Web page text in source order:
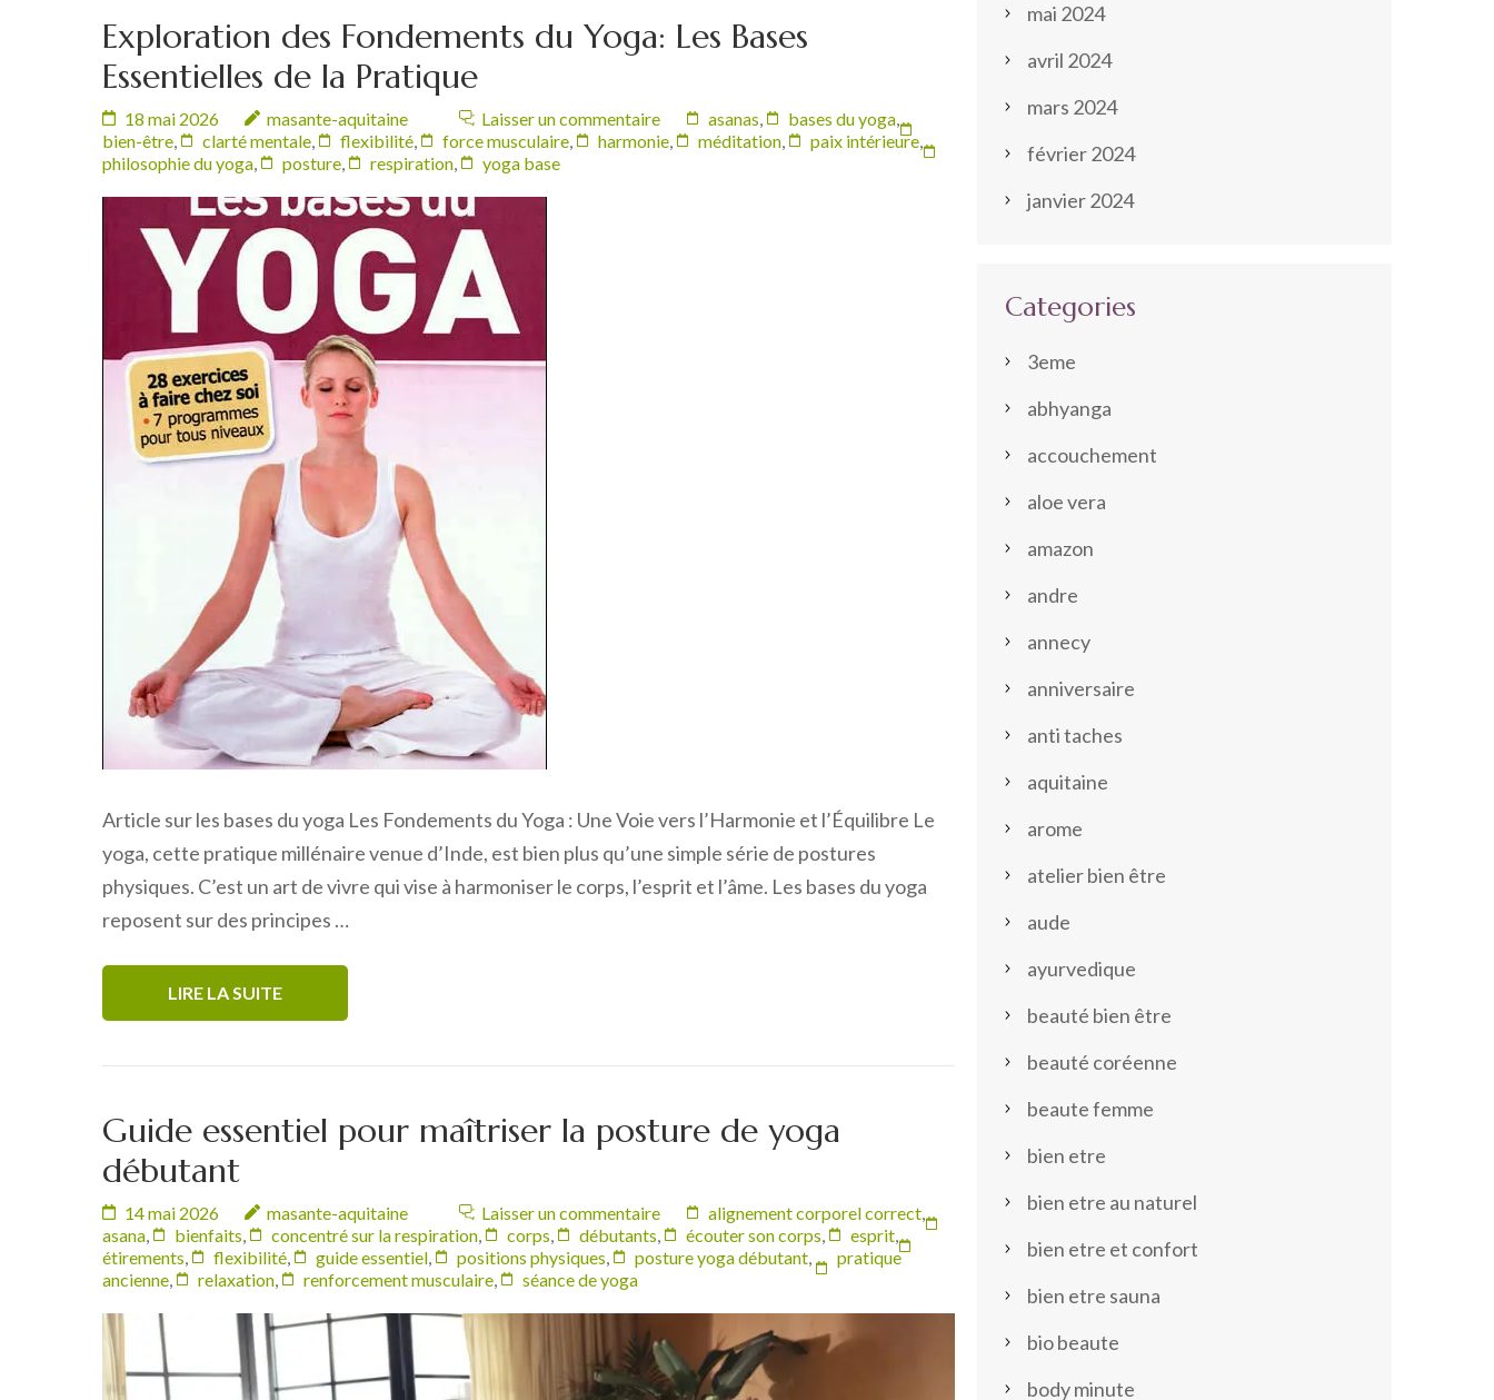
Exploration des Fondements du Yoga: Les Bases
Essentielles de la Pratique
18 mai 2026 masante-aquitaine Laisser un commentaire asanas bases du yoga
bien-être
clarté mentale flexibilité force musculaire harmonie méditation paix intérieure
philosophie du yoga
posture respiration yoga base
Article sur les bases du yoga Les Fondements du Yoga : Une Voie vers l’Harmonie et l’Équilibre Le
yoga, cette pratique millénaire venue d’Inde, est bien plus qu’une simple série de postures
physiques. C’est un art de vivre qui vise à harmoniser le corps, l’esprit et l’âme. Les bases du yoga
reposent sur des principes …
LIRE LA SUITE
Guide essentiel pour maîtriser la posture de yoga
débutant
14 mai 2026 masante-aquitaine Laisser un commentaire alignement corporel correct
asana
bienfaits concentré sur la respiration corps débutants écouter son corps esprit
étirements
flexibilité guide essentiel positions physiques posture yoga débutant
pratique
ancienne
relaxation renforcement musculaire séance de yoga
mai 2024
avril 2024
mars 2024
février 2024
janvier 2024
Categories
3eme
abhyanga
accouchement
aloe vera
amazon
andre
annecy
anniversaire
anti taches
aquitaine
arome
atelier bien être
aude
ayurvedique
beauté bien être
beauté coréenne
beaute femme
bien etre
bien etre au naturel
bien etre et confort
bien etre sauna
bio beaute
body minute